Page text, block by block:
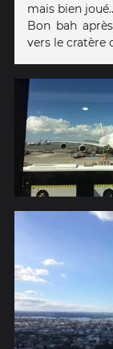
mais bien
Bon bah
vers le cratère